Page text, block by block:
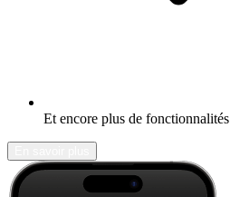
Et encore plus de fonctionnalités